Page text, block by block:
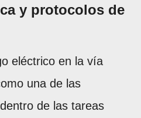
y protocolos de
eléctrico en la vía
una de las
de las tareas